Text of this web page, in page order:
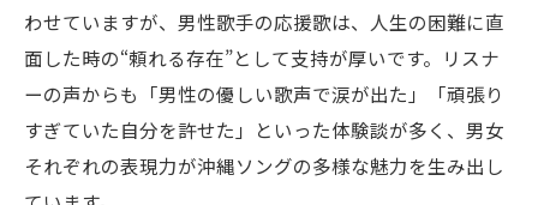
わせていますが、男性歌手の応援歌は、人生の困難に直
面した時の“頼れる存在”として支持が厚いです。リスナ
ーの声からも「男性の優しい歌声で涙が出た」「頑張り
すぎていた自分を許せた」といった体験談が多く、男女
それぞれの表現力が沖縄ソングの多様な魅力を生み出し